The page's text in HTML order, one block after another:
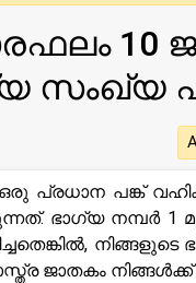
സംഖ്യ
പ്രധാന പങ്ക്
ഭാഗ്യ
ജാതകം നിങ്ങൾക്ക്